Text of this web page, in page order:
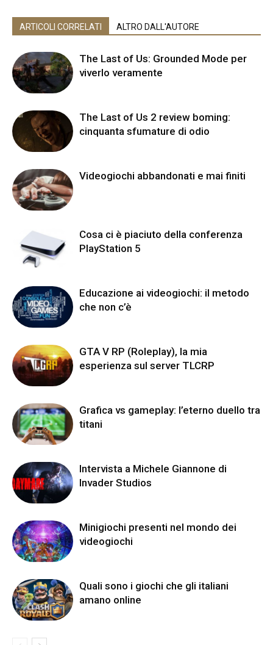
ARTICOLI CORRELATI ALTRO DALL'AUTORE
The Last of Us: Grounded Mode per
viverlo veramente
The Last of Us 2 review boming:
cinquanta sfumature di odio
Videogiochi abbandonati e mai finiti
Cosa ci è piaciuto della conferenza
PlayStation 5
Educazione ai videogiochi: il metodo
che non c’è
GTA V RP (Roleplay), la mia
esperienza sul server TLCRP
Grafica vs gameplay: l’eterno duello tra
titani
Intervista a Michele Giannone di
Invader Studios
Minigiochi presenti nel mondo dei
videogiochi
Quali sono i giochi che gli italiani
amano online